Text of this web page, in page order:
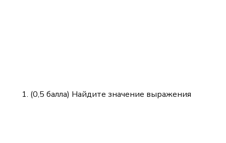
(0,5 балла) Найдите значение выражения